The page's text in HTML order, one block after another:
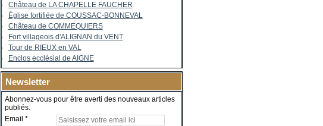
Château de LA CHAPELLE FAUCHER
Église fortifiée de COUSSAC-BONNEVAL
Château de COMMEQUIERS
Fort villageois d'ALIGNAN du VENT
Tour de RIEUX en VAL
Enclos ecclésial de AIGNE
Newsletter
Abonnez-vous pour être averti des nouveaux articles
publiés.
Email